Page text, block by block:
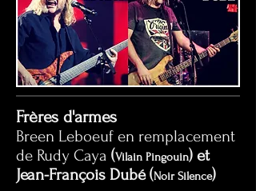
Frères d'armes
Breen Leboeuf en remplacement
de Rudy Caya (Vilain Pingouin) et
Jean-François Dubé (Noir Silence)